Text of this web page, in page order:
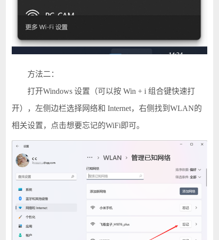
方法二：
打开Windows 设置（可以按 Win + i 组合键快速打
开），左侧边栏选择网络和 Internet，右侧找到WLAN的
相关设置，点击想要忘记的WiFi即可。